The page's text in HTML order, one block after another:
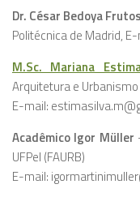
Dr. César Bedoya Frutos
Politécnica de Madrid,
M.Sc. Mariana
Arquitetura e Urbanismo
E-mail:
Acadêmico Igor Müller
UFPel (FAURB)
E-mail: